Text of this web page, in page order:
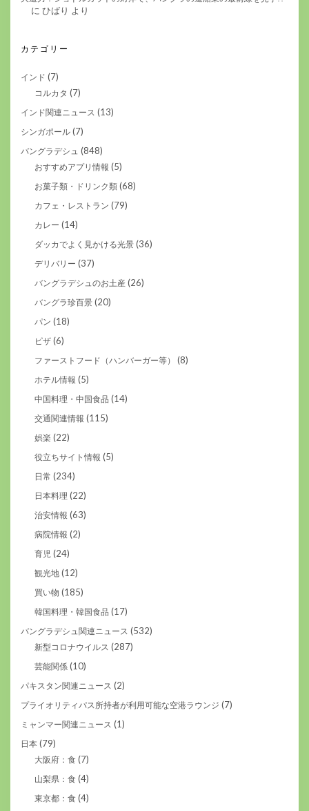
に ひばり より
カテゴリー
インド (7)
コルカタ (7)
インド関連ニュース (13)
シンガポール (7)
バングラデシュ (848)
おすすめアプリ情報 (5)
お菓子類・ドリンク類 (68)
カフェ・レストラン (79)
カレー (14)
ダッカでよく見かける光景 (36)
デリバリー (37)
バングラデシュのお土産 (26)
バングラ珍百景 (20)
パン (18)
ピザ (6)
ファーストフード（ハンバーガー等） (8)
ホテル情報 (5)
中国料理・中国食品 (14)
交通関連情報 (115)
娯楽 (22)
役立ちサイト情報 (5)
日常 (234)
日本料理 (22)
治安情報 (63)
病院情報 (2)
育児 (24)
観光地 (12)
買い物 (185)
韓国料理・韓国食品 (17)
バングラデシュ関連ニュース (532)
新型コロナウイルス (287)
芸能関係 (10)
パキスタン関連ニュース (2)
プライオリティパス所持者が利用可能な空港ラウンジ (7)
ミャンマー関連ニュース (1)
日本 (79)
大阪府：食 (7)
山梨県：食 (4)
東京都：食 (4)